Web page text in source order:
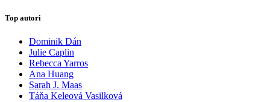
Top autori
Dominik Dán
Julie Caplin
Rebecca Yarros
Ana Huang
Sarah J. Maas
Táňa Keleová Vasilková